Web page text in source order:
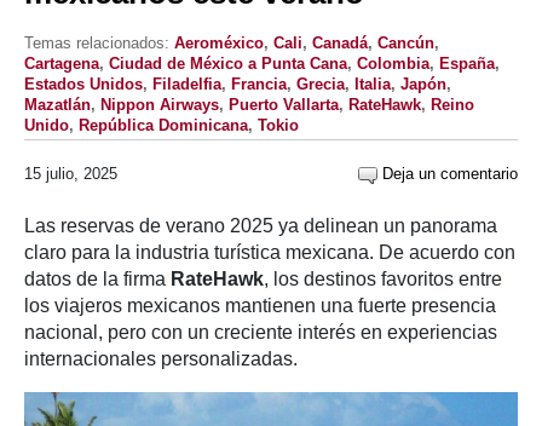
Temas relacionados: Aeroméxico, Cali, Canadá, Cancún,
Cartagena, Ciudad de México a Punta Cana, Colombia, España,
Estados Unidos, Filadelfia, Francia, Grecia, Italia, Japón,
Mazatlán, Nippon Airways, Puerto Vallarta, RateHawk, Reino
Unido, República Dominicana, Tokio
15 julio, 2025 Deja un comentario
Las reservas de verano 2025 ya delinean un panorama
claro para la industria turística mexicana. De acuerdo con
datos de la firma RateHawk, los destinos favoritos entre
los viajeros mexicanos mantienen una fuerte presencia
nacional, pero con un creciente interés en experiencias
internacionales personalizadas.